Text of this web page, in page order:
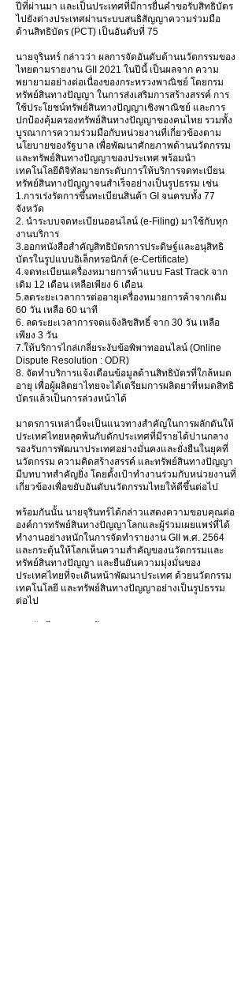
ปีที่ผ่านมา และเป็นประเทศที่มีการยื่นคำขอรับสิทธิบัตร
ไปยังต่างประเทศผ่านระบบสนธิสัญญาความร่วมมือ
ด้านสิทธิบัตร (PCT) เป็นอันดับที่ 75
นายจุรินทร์ กล่าวว่า ผลการจัดอันดับด้านนวัตกรรมของ
ไทยตามรายงาน GII 2021 ในปีนี้ เป็นผลจาก ความ
พยายามอย่างต่อเนื่องของกระทรวงพาณิชย์ โดยกรม
ทรัพย์สินทางปัญญา ในการส่งเสริมการสร้างสรรค์ การ
ใช้ประโยชน์ทรัพย์สินทางปัญญาเชิงพาณิชย์ และการ
ปกป้องคุ้มครองทรัพย์สินทางปัญญาของคนไทย รวมทั้ง
บูรณาการความร่วมมือกับหน่วยงานที่เกี่ยวข้องตาม
นโยบายของรัฐบาล เพื่อพัฒนาศักยภาพด้านนวัตกรรม
และทรัพย์สินทางปัญญาของประเทศ พร้อมนำ
เทคโนโลยีดิจิทัลมายกระดับการให้บริการจดทะเบียน
ทรัพย์สินทางปัญญาจนสำเร็จอย่างเป็นรูปธรรม เช่น
1.การเร่งรัดการขึ้นทะเบียนสินค้า GI จนครบทั้ง 77
จังหวัด
2. นำระบบจดทะเบียนออนไลน์ (e-Filing) มาใช้กับทุก
งานบริการ
3.ออกหนังสือสำคัญสิทธิบัตรการประดิษฐ์และอนุสิทธิ
บัตรในรูปแบบอิเล็กทรอนิกส์ (e-Certificate)
4.จดทะเบียนเครื่องหมายการค้าแบบ Fast Track จาก
เดิม 12 เดือน เหลือเพียง 6 เดือน
5.ลดระยะเวลาการต่ออายุเครื่องหมายการค้าจากเดิม
60 วัน เหลือ 60 นาที
6. ลดระยะเวลาการจดแจ้งลิขสิทธิ์ จาก 30 วัน เหลือ
เพียง 3 วัน
7.ให้บริการไกล่เกลี่ยระงับข้อพิพาทออนไลน์ (Online
Dispute Resolution : ODR)
8. จัดทำบริการแจ้งเตือนข้อมูลด้านสิทธิบัตรที่ใกล้หมด
อายุ เพื่อผู้ผลิตยาไทยจะได้เตรียมการผลิตยาที่หมดสิทธิ
บัตรแล้วเป็นการล่วงหน้าได้
มาตรการเหล่านี้จะเป็นแนวทางสำคัญในการผลักดันให้
ประเทศไทยหลุดพ้นกับดักประเทศที่มีรายได้ปานกลาง
รองรับการพัฒนาประเทศอย่างมั่นคงและยั่งยืนในยุคที่
นวัตกรรม ความคิดสร้างสรรค์ และทรัพย์สินทางปัญญา
มีบทบาทสำคัญยิ่ง โดยตั้งเป้าทำงานร่วมกับหน่วยงานที่
เกี่ยวข้องเพื่อขยับอันดับนวัตกรรมไทยให้ดีขึ้นต่อไป
พร้อมกันนั้น นายจุรินทร์ได้กล่าวแสดงความขอบคุณต่อ
องค์การทรัพย์สินทางปัญญาโลกและผู้ร่วมเผยแพร่ที่ได้
ทำงานอย่างหนักในการจัดทำรายงาน GII พ.ศ. 2564
และกระตุ้นให้โลกเห็นความสำคัญของนวัตกรรมและ
ทรัพย์สินทางปัญญา และยืนยันความมุ่งมั่นของ
ประเทศไทยที่จะเดินหน้าพัฒนาประเทศ ด้วยนวัตกรรม
เทคโนโลยี และทรัพย์สินทางปัญญาอย่างเป็นรูปธรรม
ต่อไป